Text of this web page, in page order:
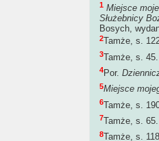
1 Miejsce
Służebnicy
Bosych,
2 Tamże, s.
3Tamże, s. 45.
4Por.
5Miejsce
6Tamże, s.
7Tamże, s. 65.
8 Tamże, s.